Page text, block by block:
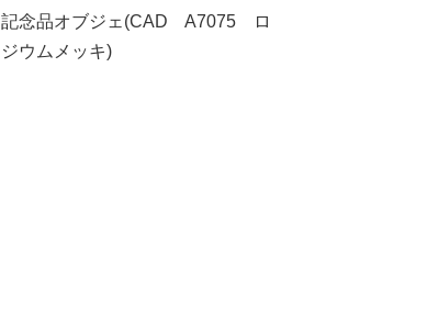
記念品オブジェ(CAD A7075 ロ
ジウムメッキ)